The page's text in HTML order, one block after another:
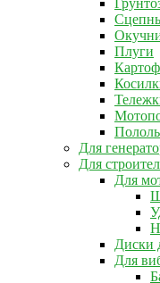
Плуги
Для
Для
Для
Диски
Для